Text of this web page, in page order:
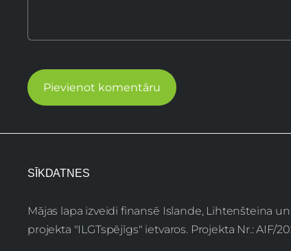
SĪKDATNES
Mājas lapa izveidi finansē Islande, Lihtenšteina
projekta "ILGTspējīgs" ietvaros. Projekta Nr.: AIF/